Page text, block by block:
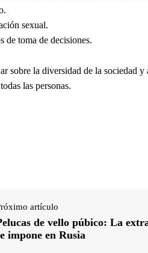
sexual.
de toma de decisiones.
sobre la diversidad de la sociedad y
las personas.
artículo
de vello púbico: La
impone en Rusia